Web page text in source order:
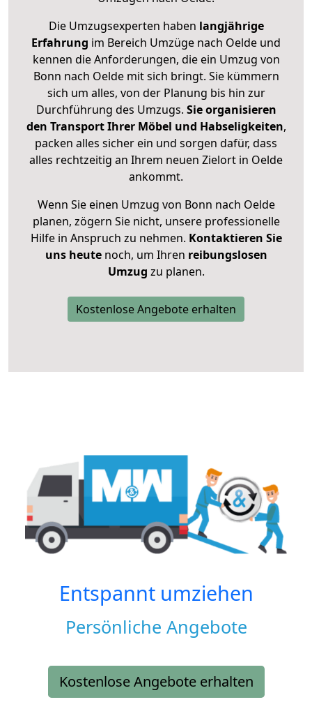
Die Umzugsexperten haben langjährige
Erfahrung im Bereich Umzüge nach Oelde und
kennen die Anforderungen, die ein Umzug von
Bonn nach Oelde mit sich bringt. Sie kümmern
sich um alles, von der Planung bis hin zur
Durchführung des Umzugs. Sie organisieren
den Transport Ihrer Möbel und Habseligkeiten,
packen alles sicher ein und sorgen dafür, dass
alles rechtzeitig an Ihrem neuen Zielort in Oelde
ankommt.
Wenn Sie einen Umzug von Bonn nach Oelde
planen, zögern Sie nicht, unsere professionelle
Hilfe in Anspruch zu nehmen. Kontaktieren Sie
uns heutenoch, um Ihren reibungslosen
Umzug zu planen.
Kostenlose Angebote erhalten
Entspannt umziehen
Persönliche Angebote
Kostenlose Angebote erhalten